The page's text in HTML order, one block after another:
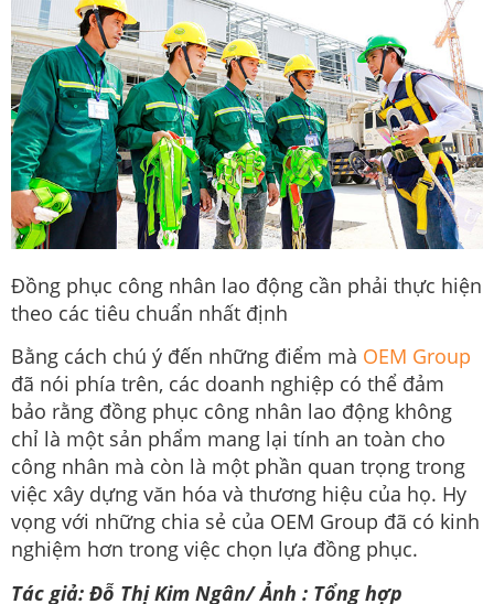
Đồng phục công nhân lao động cần phải thực hiện
theo các tiêu chuẩn nhất định
Bằng cách chú ý đến những điểm mà OEM Group
đã nói phía trên, các doanh nghiệp có thể đảm
bảo rằng đồng phục công nhân lao động không
chỉ là một sản phẩm mang lại tính an toàn cho
công nhân mà còn là một phần quan trọng trong
việc xây dựng văn hóa và thương hiệu của họ. Hy
vọng với những chia sẻ của OEM Group đã có kinh
nghiệm hơn trong việc chọn lựa đồng phục.
Tác giả: Đỗ Thị Kim Ngân/ Ảnh : Tổng hợp